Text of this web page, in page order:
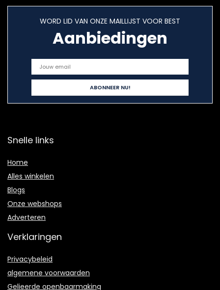
WORD LID VAN ONZE MAILLIJST VOOR BEST
Aanbiedingen
Snelle links
Home
Alles winkelen
Blogs
Onze webshops
Adverteren
Verklaringen
Privacybeleid
algemene voorwaarden
Gelieerde openbaarmaking